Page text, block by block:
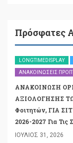
Πρόσφατες
LONGTIMEDISPLAY
ΑΝΑΚΟΙΝΏΣΕΙΣ
ΑΝΑΚΟΙΝΩΣΗ
ΑΞΙΟΛΟΓΗΣΗΣ
Φοιτητών, ΓΙΑ
2026-2027 Για
ΙΟΎΛΙΟΣ 31, 2026